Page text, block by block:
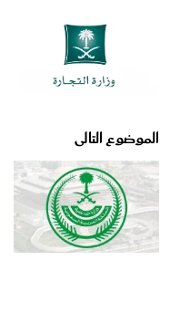
الموضوع التالى